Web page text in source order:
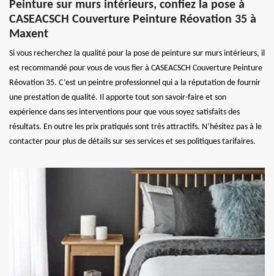
Peinture sur murs intérieurs, confiez la pose à
CASEACSCH Couverture Peinture Réovation 35 à
Maxent
Si vous recherchez la qualité pour la pose de peinture sur murs intérieurs, il
est recommandé pour vous de vous fier à CASEACSCH Couverture Peinture
Réovation 35. C’est un peintre professionnel qui a la réputation de fournir
une prestation de qualité. Il apporte tout son savoir-faire et son
expérience dans ses interventions pour que vous soyez satisfaits des
résultats. En outre les prix pratiqués sont très attractifs. N’hésitez pas à le
contacter pour plus de détails sur ses services et ses politiques tarifaires.